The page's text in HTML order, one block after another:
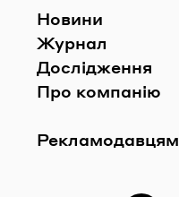
Новини
Журнал
Дослідження
Про компанію
Рекламодавцям